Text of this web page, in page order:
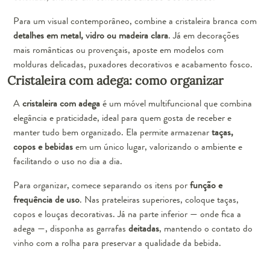
Para um visual contemporâneo, combine a cristaleira branca com
detalhes em metal, vidro ou madeira clara. Já em decorações
mais românticas ou provençais, aposte em modelos com
molduras delicadas, puxadores decorativos e acabamento fosco.
Cristaleira com adega: como organizar
Acristaleira com adegaé um móvel multifuncional que combina
elegância e praticidade, ideal para quem gosta de receber e
manter tudo bem organizado. Ela permite armazenartaças,
copos e bebidasem um único lugar, valorizando o ambiente e
facilitando o uso no dia a dia.
Para organizar, comece separando os itens porfunção e
frequência de uso. Nas prateleiras superiores, coloque taças,
copos e louças decorativas. Já na parte inferior — onde fica a
adega —, disponha as garrafas deitadas, mantendo o contato do
vinho com a rolha para preservar a qualidade da bebida.